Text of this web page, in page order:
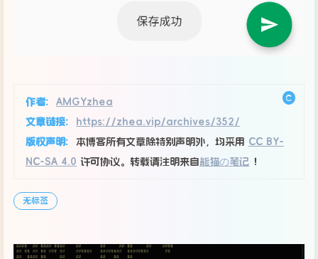
作者:
AMGYzhea
文章链接:
https://zhea.vip/archives/352/
版权声明:
本博客所有文章除特别声明外，均采用 CC BY-
NC-SA 4.0 许可协议。转载请注明来自能猫の笔记 ！
无标签